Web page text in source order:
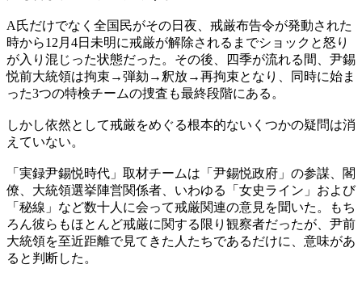
A氏だけでなく全国民がその日夜、戒厳布告令が発動された
時から12月4日未明に戒厳が解除されるまでショックと怒り
が入り混じった状態だった。その後、四季が流れる間、尹錫
悦前大統領は拘束→弾劾→釈放→再拘束となり、同時に始ま
った3つの特検チームの捜査も最終段階にある。
しかし依然として戒厳をめぐる根本的ないくつかの疑問は消
えていない。
「実録尹錫悦時代」取材チームは「尹錫悦政府」の参謀、閣
僚、大統領選挙陣営関係者、いわゆる「女史ライン」および
「秘線」など数十人に会って戒厳関連の意見を聞いた。もち
ろん彼らもほとんど戒厳に関する限り観察者だったが、尹前
大統領を至近距離で見てきた人たちであるだけに、意味があ
ると判断した。